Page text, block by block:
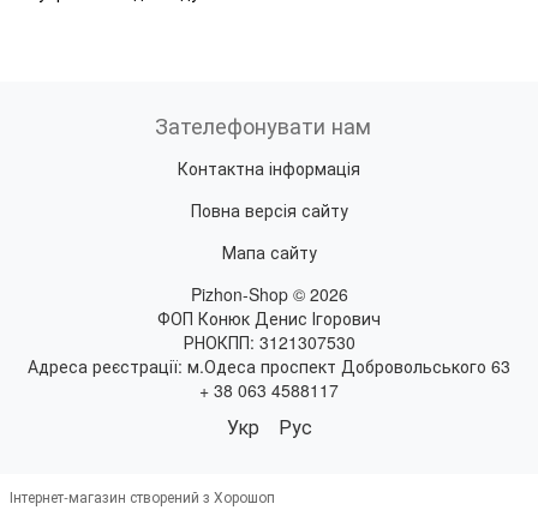
Зателефонувати нам
Контактна інформація
Повна версія сайту
Мапа сайту
Pizhon-Shop © 2026
ФОП Конюк Денис Ігорович
РНОКПП: 3121307530
Адреса реєстрації: м.Одеса проспект Добровольського 63
+ 38 063 4588117
Укр Рус
Інтернет-магазин створений з Хорошоп